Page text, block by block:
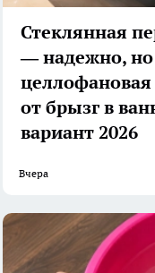
Стеклянная
— надежно, но
от брызг в
вариант 2026
Вчера